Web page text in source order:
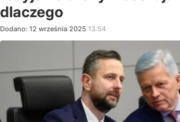
dlaczego
Dodano: 12 września 2025 13:54